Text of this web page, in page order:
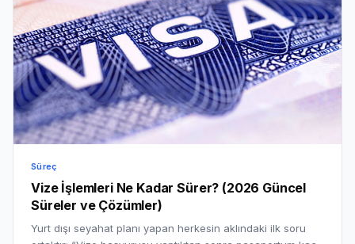
Süreç
Vize İşlemleri Ne Kadar Sürer? (2026 Güncel
Süreler ve Çözümler)
Yurt dışı seyahat planı yapan herkesin aklındaki ilk soru